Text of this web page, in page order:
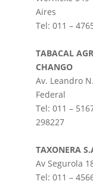
Aires
Tel: 011 –
TABACAL
CHANGO
Av. Leandro
Federal
Tel: 011 –
298227
TAXONERA
Av Segurola
Tel: 011 –